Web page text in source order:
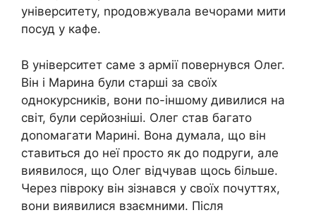
університету, nродовжувала вечорами мити
посуд у кафе.
В університет саме з армії повернувся Олег.
Він і Марина були старші за своїх
однокурсників, вони по-іншому дивилися на
світ, були серйозніші. Олег став багато
доnомагати Марині. Вона думала, що він
ставиться до неї просто як до подруги, але
виявилося, що Олег відчував щось більше.
Через півроку він зізнався у своїх почуттях,
вони виявилися взаємними. Після